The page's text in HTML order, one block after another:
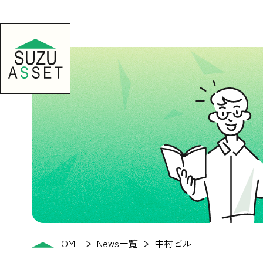
HOME News一覧 中村ビル